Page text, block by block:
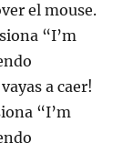
el mouse.
“I’m
a caer!
“I’m